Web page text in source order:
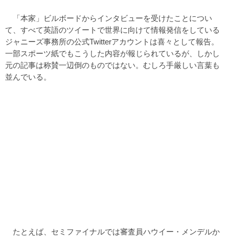
「本家」ビルボードからインタビューを受けたことについ
て、すべて英語のツイートで世界に向けて情報発信をしている
ジャニーズ事務所の公式Twitterアカウントは喜々として報告。
一部スポーツ紙でもこうした内容が報じられているが、しかし
元の記事は称賛一辺倒のものではない。むしろ手厳しい言葉も
並んでいる。
たとえば、セミファイナルでは審査員ハウイー・メンデルか